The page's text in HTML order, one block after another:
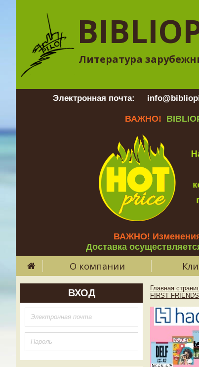
Литература
Электронная почта:
ВАЖНО!
ВАЖНО! Изменения
Доставка
О компании
ВХОД Главная
FIRST